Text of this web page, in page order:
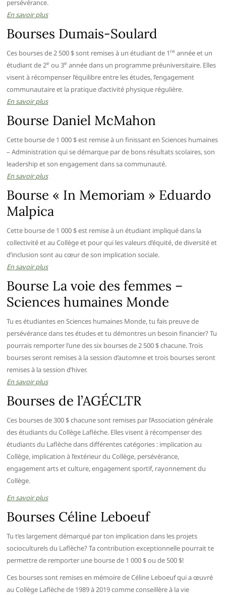
persévérance.
En savoir plus
Bourses Dumais-Soulard
Ces bourses de 2 500 $ sont remises à un étudiant de 1re année et un
étudiant de 2e ou 3e année dans un programme préuniversitaire. Elles
visent à récompenser l’équilibre entre les études, l’engagement
communautaire et la pratique d’activité physique régulière.
En savoir plus
Bourse Daniel McMahon
Cette bourse de 1 000 $ est remise à un finissant en Sciences humaines
– Administration qui se démarque par de bons résultats scolaires, son
leadership et son engagement dans sa communauté.
En savoir plus
Bourse « In Memoriam » Eduardo
Malpica
Cette bourse de 1 000 $ est remise à un étudiant impliqué dans la
collectivité et au Collège et pour qui les valeurs d’équité, de diversité et
d’inclusion sont au cœur de son implication sociale.
En savoir plus
Bourse La voie des femmes –
Sciences humaines Monde
Tu es étudiantes en Sciences humaines Monde, tu fais preuve de
persévérance dans tes études et tu démontres un besoin financier? Tu
pourrais remporter l’une des six bourses de 2 500 $ chacune. Trois
bourses seront remises à la session d’automne et trois bourses seront
remises à la session d’hiver.
En savoir plus
Bourses de l’AGÉCLTR
Ces bourses de 300 $ chacune sont remises par l’Association générale
des étudiants du Collège Laflèche. Elles visent à récompenser des
étudiants du Laflèche dans différentes catégories : implication au
Collège, implication à l’extérieur du Collège, persévérance,
engagement arts et culture, engagement sportif, rayonnement du
Collège.
En savoir plus
Bourses Céline Leboeuf
Tu t’es largement démarqué par ton implication dans les projets
socioculturels du Laflèche? Ta contribution exceptionnelle pourrait te
permettre de remporter une bourse de 1 000 $ ou de 500 $!
Ces bourses sont remises en mémoire de Céline Leboeuf qui a œuvré
au Collège Laflèche de 1989 à 2019 comme conseillère à la vie